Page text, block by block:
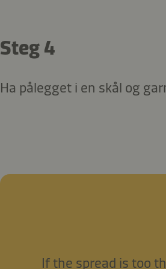
Steg 4
Ha pålegget i en skål og
If the spread is too